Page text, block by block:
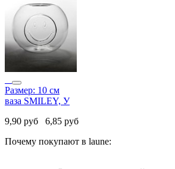
Размер: 10 см
ваза SMILEY, У
9,90 руб 6,85 руб
Почему покупают в laune: